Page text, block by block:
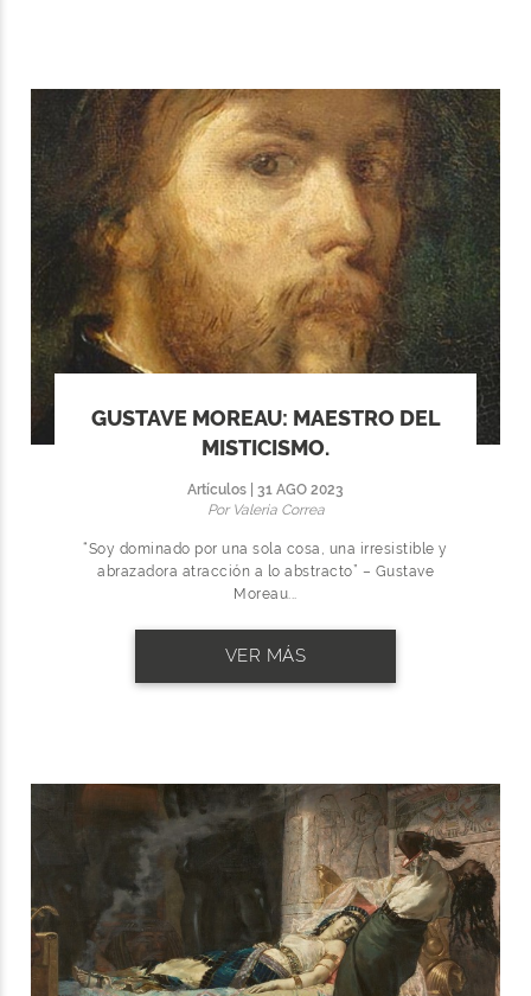
GUSTAVE MOREAU: MAESTRO DEL
MISTICISMO.
Artículos | 31 AGO 2023
Por Valeria Correa
“Soy dominado por una sola cosa, una irresistible y
abrazadora atracción a lo abstracto” – Gustave
Moreau...
VER MÁS